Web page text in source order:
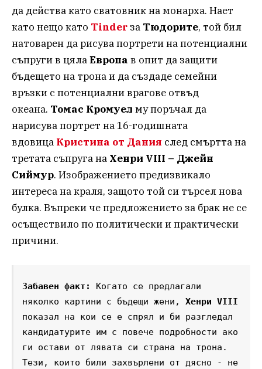
да действа като сватовник на монарха. Нает
като нещо като Tinder за Тюдорите, той бил
натоварен да рисува портрети на потенциални
съпруги в цялаЕвропа в опит да защити
бъдещето на трона и да създаде семейни
връзки с потенциални врагове отвъд
океана. Томас Кромуел му поръчал да
нарисува портрет на 16-годишната
вдовица Кристина от Дания след смъртта на
третата съпруга на Хенри VIII – Джейн
Сиймур. Изображението предизвикало
интереса на краля, защото той си търсел нова
булка. Въпреки че предложението за брак не се
осъществило по политически и практически
причини.
Забавен факт: Когато се предлагали
няколко картини с бъдещи жени, Хенри VIII
показал на кои се е спрял и би разгледал
кандидатурите им с повече подробности ако
ги остави от лявата си страна на трона.
Тези, които били захвърлени от дясно - не